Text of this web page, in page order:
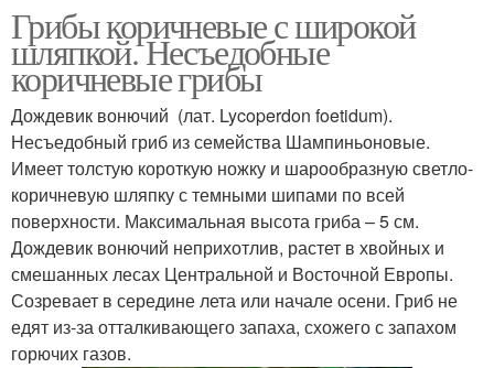
Грибы коричневые с широкой
шляпкой. Несъедобные
коричневые грибы
Дождевик вонючий (лат. Lycoperdon foetidum).
Несъедобный гриб из семейства Шампиньоновые.
Имеет толстую короткую ножку и шарообразную светло-
коричневую шляпку с темными шипами по всей
поверхности. Максимальная высота гриба – 5 см.
Дождевик вонючий неприхотлив, растет в хвойных и
смешанных лесах Центральной и Восточной Европы.
Созревает в середине лета или начале осени. Гриб не
едят из-за отталкивающего запаха, схожего с запахом
горючих газов.